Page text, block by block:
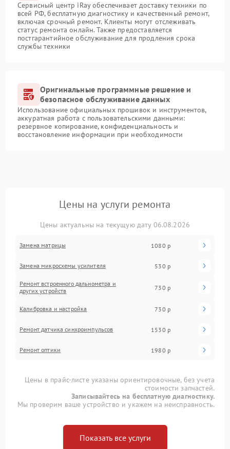
Сервисный центр iRay обеспечивает доставку техники по
всей РФ, бесплатную диагностику и качественный ремонт,
включая срочный ремонт. Клиенты могут отслеживать
статус ремонта онлайн. Также предоставляется
постгарантийное обслуживание для продления срока
службы техники
Оригинальные программные решение и
безопасное обслуживание данных
Использование официальных прошивок и инструментов,
аккуратная работа с пользовательскими данными:
резервное копирование, конфиденциальность и
восстановление информации при необходимости
Цены на услуги ремонта
Цены актуальны на текущую дату 06.08.2026
Замена матрицы 1080 р
Замена микросхемы усилителя 530 р
Ремонт встроенного дальнометра и
других устройств
730 р
Калибровка и настройка 730 р
Ремонт датчика синхроимпульсов 1530 р
Ремонт оптики 1980 р
Цены в прайс-листе указаны ориентировочные, без учета
стоимости запчастей.
Записывайтесь на бесплатную диагностику.
Мы проверим ваше устройство и укажем на неисправность.
Показать все услуги